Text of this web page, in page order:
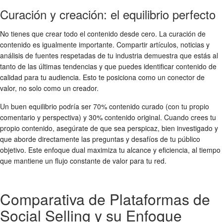
Curación y creación: el equilibrio perfecto
No tienes que crear todo el contenido desde cero. La curación de
contenido es igualmente importante. Compartir artículos, noticias y
análisis de fuentes respetadas de tu industria demuestra que estás al
tanto de las últimas tendencias y que puedes identificar contenido de
calidad para tu audiencia. Esto te posiciona como un conector de
valor, no solo como un creador.
Un buen equilibrio podría ser 70% contenido curado (con tu propio
comentario y perspectiva) y 30% contenido original. Cuando crees tu
propio contenido, asegúrate de que sea perspicaz, bien investigado y
que aborde directamente las preguntas y desafíos de tu público
objetivo. Este enfoque dual maximiza tu alcance y eficiencia, al tiempo
que mantiene un flujo constante de valor para tu red.
Comparativa de Plataformas de
Social Selling y su Enfoque